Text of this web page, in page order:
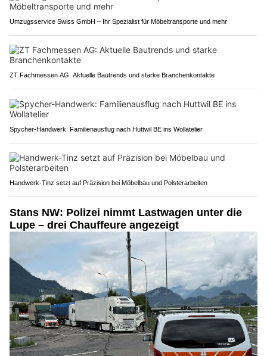
Umzugsservice Swiss GmbH – Ihr Spezialist für Möbeltransporte und mehr
ZT Fachmessen AG: Aktuelle Bautrends und starke Branchenkontakte
Spycher-Handwerk: Familienausflug nach Huttwil BE ins Wollatelier
Handwerk-Tinz setzt auf Präzision bei Möbelbau und Polsterarbeiten
Stans NW: Polizei nimmt Lastwagen unter die
Lupe – drei Chauffeure angezeigt